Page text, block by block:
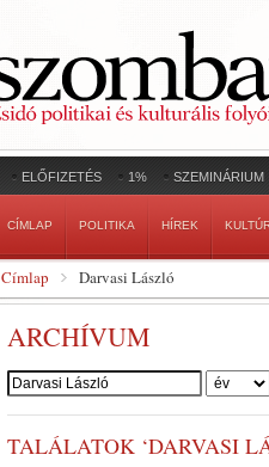
ELŐFIZETÉS 1% SZEMINÁRIUM
CÍMLAP POLITIKA HÍREK
Címlap Darvasi László
ARCHÍVUM
Szerző:
TALÁLATOK ‘DARVASI